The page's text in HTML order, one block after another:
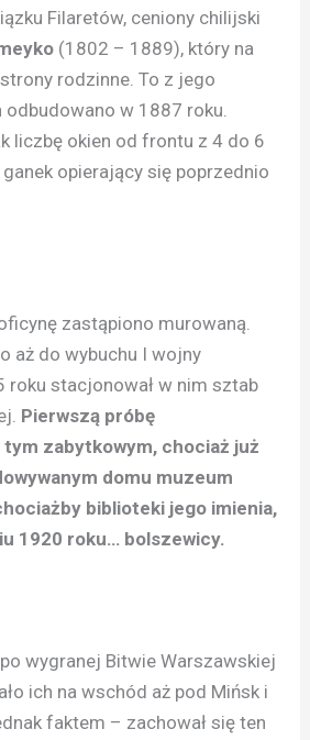
Filaretów, ceniony chilijski
(1802 – 1889), który na
rodzinne. To z jego
w 1887 roku.
liczbę okien od frontu z 4 do 6
opierający się poprzednio
zastąpiono murowaną.
aż do wybuchu I wojny
roku stacjonował w nim sztab
Pierwszą próbę
tym zabytkowym, chociaż już
domu muzeum
biblioteki jego imienia,
1920 roku… bolszewicy.
wygranej Bitwie Warszawskiej
ich na wschód aż pod Mińsk i
faktem – zachował się ten